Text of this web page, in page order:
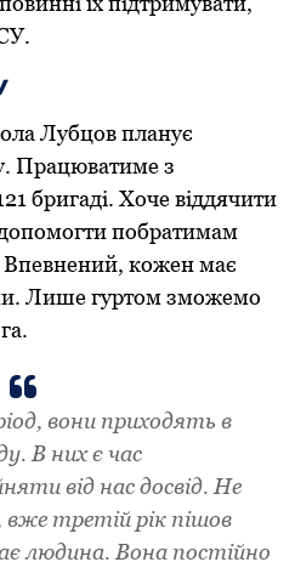
Лубцов планує
Працюватиме з
бригаді. Хоче віддячити
побратимам
кожен має
Лише гуртом зможемо
вони приходять в
В них є час
від нас досвід. Не
вже третій рік пішов
людина. Вона постійно